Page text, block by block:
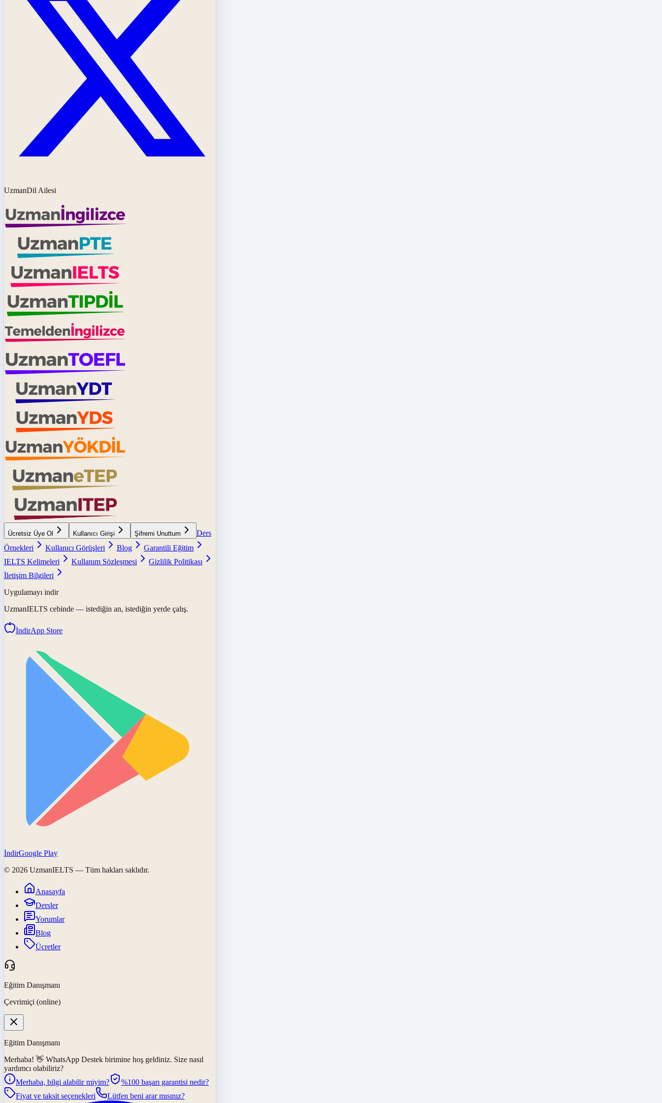
UzmanDil Ailesi
Ücretsiz Üye Ol Kullanıcı Girişi Şifremi Unuttum
Ders
Örnekleri
Kullanıcı Görüşleri Blog
Garantili Eğitim
IELTS Kelimeleri
Kullanım Sözleşmesi
Gizlilik Politikası
İletişim Bilgileri
Uygulamayı indir
UzmanIELTS cebinde — istediğin an, istediğin yerde çalış.
İndirApp Store
İndirGoogle Play
© 2026 UzmanIELTS — Tüm hakları saklıdır.
Anasayfa
Dersler
Yorumlar
Blog
Ücretler
Eğitim Danışmanı
Çevrimiçi (online)
Eğitim Danışmanı
Merhaba! 👋 WhatsApp Destek birimine hoş geldiniz. Size nasıl
yardımcı olabiliriz?
Merhaba, bilgi alabilir miyim?
%100 başarı garantisi nedir?
Fiyat ve taksit seçenekleri
Lütfen beni arar mısınız?